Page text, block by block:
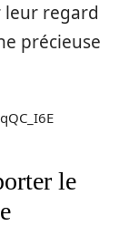
leur regard
précieuse
le